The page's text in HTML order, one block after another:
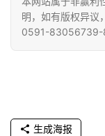
佛
教
人
院
明，如有版权异议
0591-83056739-
生成海报